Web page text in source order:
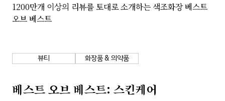
여행
쇼핑
1200만개 이상의 리뷰를 토대로 소개하는 색조화장 베스트
오브 베스트
뷰티 화장품 & 의약품
베스트 오브 베스트: 스킨케어